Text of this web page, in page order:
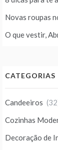
Novas roupas
O que vestir,
CATEGORIAS
Candeeiros
Cozinhas
Decoração de